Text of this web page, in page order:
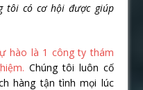
tôi có cơ hội được giúp
hào là 1 công ty thám
Chúng tôi luôn cố
hàng tận tình mọi lúc